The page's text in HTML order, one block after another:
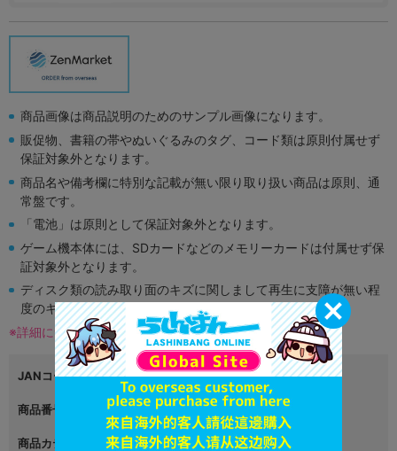
商品画像は商品説明のためのサンプル画像になります。
販促物、書籍の帯やぬいぐるみのタグ、コード類は原則付属せず
保証対象外となります。
商品名や備考欄に特別な記載が無い限り取り扱い商品は原則、通
常盤です。
「電池」は原則として保証対象外となります。
ゲーム機本体には、SDカードなどのメモリーカードは付属せず保
証対象外となります。
ディスク類の読み取り面のキズに関しまして再生に支障が無い程
度のキズがある場合がございます。
※詳細につきましてはコチラ
JANコード 4999999999999
商品番号 L02213496
商品カテゴリ グッズ